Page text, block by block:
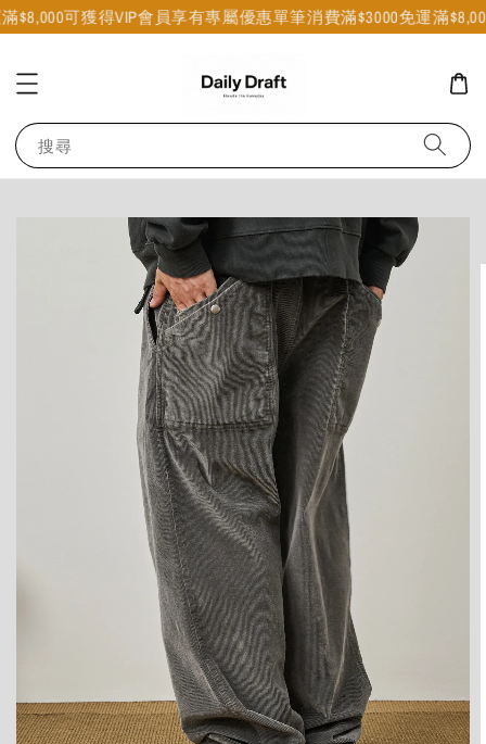
可獲得VIP會員享有專屬優惠單筆消費滿$3000免運滿$8,000
搜尋